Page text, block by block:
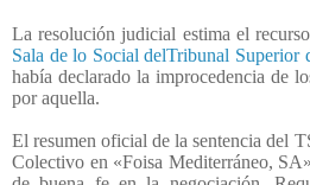
La resolución judicial estima el
Sala de lo Social delTribunal Superior
había declarado la improcedencia de
por aquella.
El resumen oficial de la sentencia del
Colectivo en «Foisa Mediterráneo,